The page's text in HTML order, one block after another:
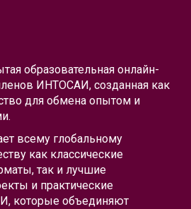
образовательная онлайн-
ИНТОСАИ, созданная как
для обмена опытом и
всему глобальному
как классические
так и лучшие
и практические
которые объединяют